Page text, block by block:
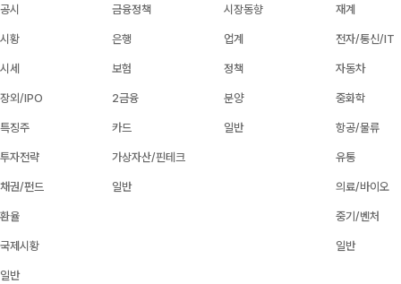
공시
시황
시세
장외/IPO
특징주
투자전략
채권/펀드
환율
국제시황
일반
금융정책
은행
보험
2금융
카드
가상자산/핀테크
일반
시장동향
업계
정책
분양
일반
재계
전자/통신/IT
자동차
중화학
항공/물류
유통
의료/바이오
중기/벤처
일반